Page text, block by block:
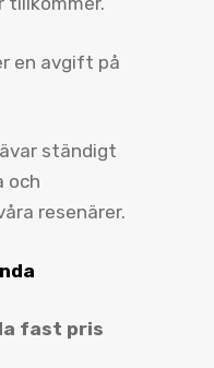
en avgift på
ständigt
och
resenärer.
fast pris